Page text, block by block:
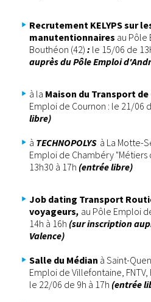
Recrutement KELYPS sur
manutentionnaires au Pôle
Bouthéon (42) : le 15/06 de
auprès du Pôle Emploi
à la Maison du Transport
Emploi de Cournon : le 21/06
libre)
à TECHNOPOLYS à La Motte-
Emploi de Chambéry
13h30 à 17h (entrée libre)
Job dating Transport
voyageurs, au Pôle Emploi
14h à 16h (sur inscription
Valence)
Salle du Médian à Saint-
Emploi de Villefontaine, FNTV,
le 22/06 de 9h à 17h (entrée